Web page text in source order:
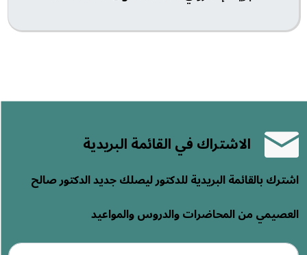
الاشتراك في القائمة البريدية
اشترك بالقائمة البريدية للدكتور ليصلك جديد الدكتور صالح
العصيمي من المحاضرات والدروس والمواعيد